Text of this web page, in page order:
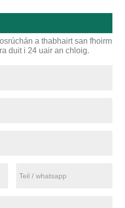
a thabhairt san fhoirm
duit i 24 uair an chloig.